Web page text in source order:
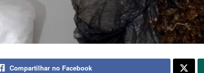
Compartilhar no Facebook